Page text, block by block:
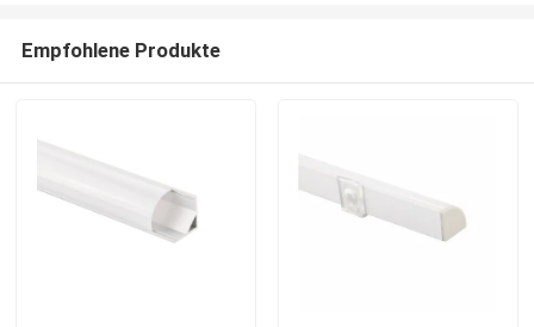
Empfohlene Produkte